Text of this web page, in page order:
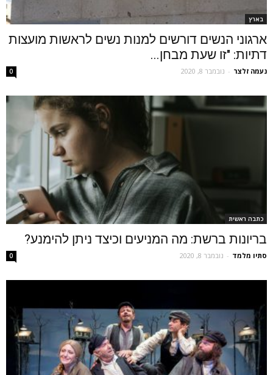
בארץ
ארגוני הנשים דורשים למנות נשים לראשות מועצות
דתיות: "זו שעת מבחן...
נעמה זלצר - נובמבר 8, 2020 0
כתבה ראשית
בריונות ברשת: מה המניעים וכיצד ניתן להימנע?
סתיו מלמד - נובמבר 8, 2020 0